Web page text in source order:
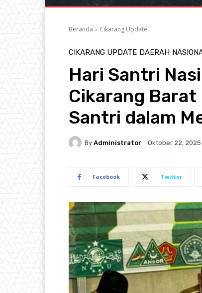
Beranda Cikarang Update
CIKARANG UPDATE DAERAH
Hari Santri
Cikarang
Santri dalam
By Administrator Oktober 22, 2025
Facebook Twitter